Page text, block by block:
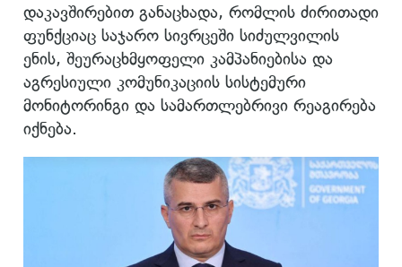
დაკავშირებით განაცხადა, რომლის ძირითადი
ფუნქციაც საჯარო სივრცეში სიძულვილის
ენის, შეურაცხმყოფელი კამპანიებისა და
აგრესიული კომუნიკაციის სისტემური
მონიტორინგი და სამართლებრივი რეაგირება
იქნება.